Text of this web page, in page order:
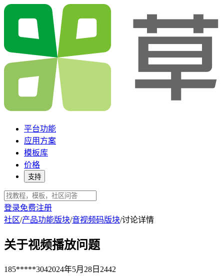
平台功能
应用方案
模板库
价格
支持
登录免费注册
社区/产品功能版块/音视频码版块/讨论详情
关于视频播放问题
185*****3042024年5月28日 2442